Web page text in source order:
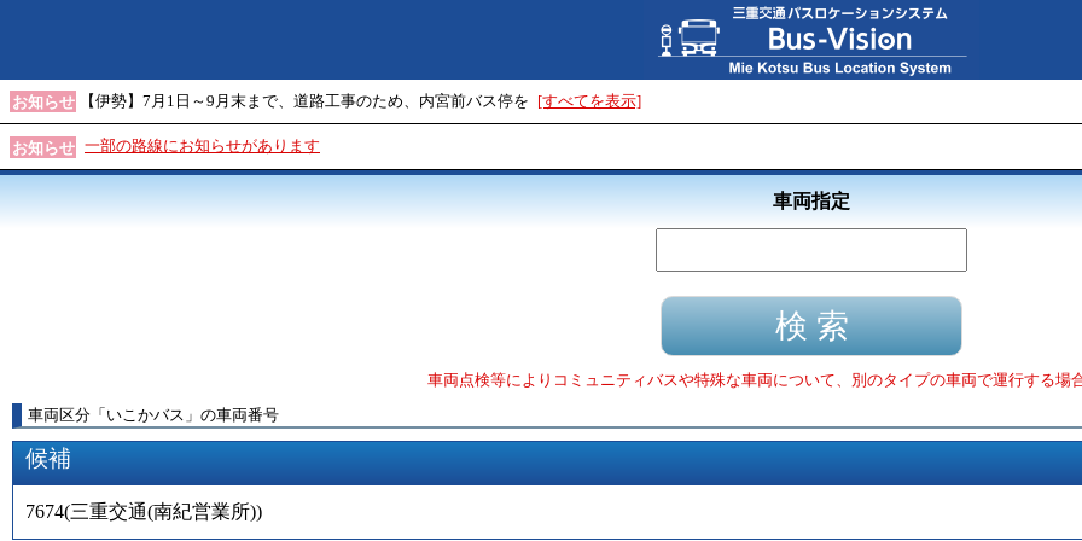
お知らせ 【伊勢】7月1日～9月末まで、道路工事のため、内宮前バス停を [すべてを表示]
お知らせ 一部の路線にお知らせがあります
車両指定
車両点検等によりコミュニティバスや特殊な車両について、別のタイプの車両で運行する場
車両区分 「 いこかバス 」 の車両番号
候補
7674(三重交通(南紀営業所))